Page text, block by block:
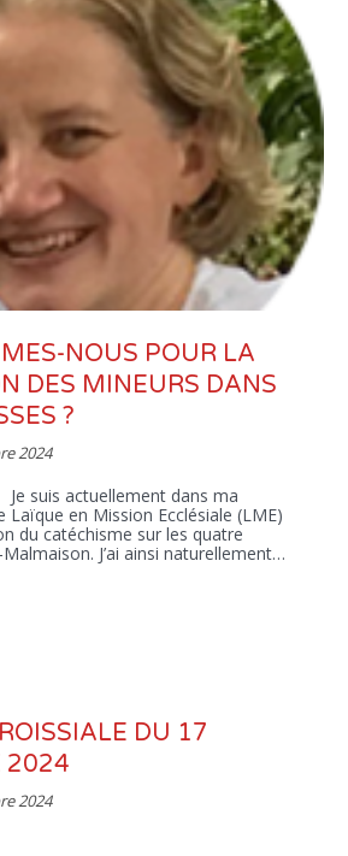
NOUS POUR LA
DES MINEURS DANS
?
2024
suis actuellement dans ma
Laïque en Mission Ecclésiale (LME)
du catéchisme sur les quatre
J’ai ainsi naturellement…
DU 17
2024
2024